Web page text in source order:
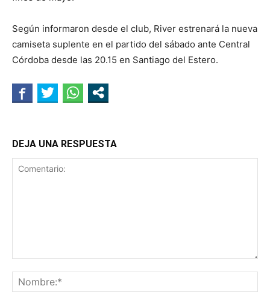
Según informaron desde el club, River estrenará la nueva
camiseta suplente en el partido del sábado ante Central
Córdoba desde las 20.15 en Santiago del Estero.
DEJA UNA RESPUESTA